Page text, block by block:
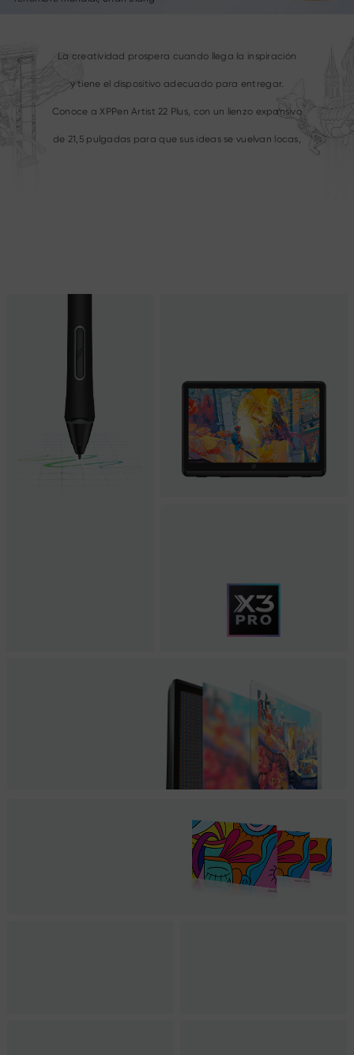
La creatividad prospera cuando llega la inspiración
y tiene el dispositivo adecuado para entregar.
Conoce a XPPen Artist 22 Plus, con un lienzo expansivo
de 21,5 pulgadas para que sus ideas se vuelvan locas,